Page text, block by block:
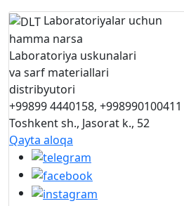
Laboratoriyalar uchun
hamma narsa
Laboratoriya uskunalari
va sarf materiallari
distribyutori
+99899 4440158, +998990100411
Toshkent sh., Jasorat k., 52
Qayta aloqa